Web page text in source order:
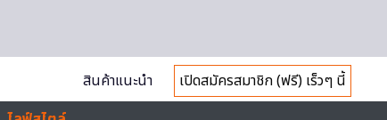
สินค้าแนะนำ
เปิดสมัครสมาชิก (ฟรี) เร็วๆ นี้